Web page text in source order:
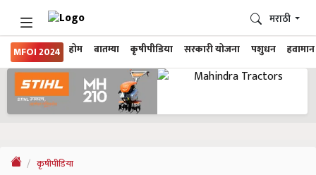
MFOI 2024 होम बातम्या कृषीपीडिया सरकारी योजना पशुधन हवामान
मराठी
कृषीपीडिया